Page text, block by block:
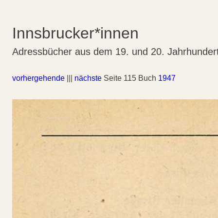
Innsbrucker*innen
Adressbücher aus dem 19. und 20.
vorhergehende nächste Seite 115 Buch 1947